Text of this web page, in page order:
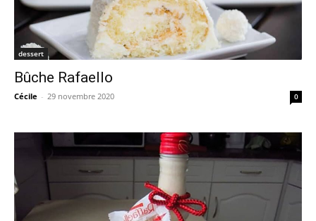
dessert
Bûche Rafaello
Cécile - 29 novembre 2020 0